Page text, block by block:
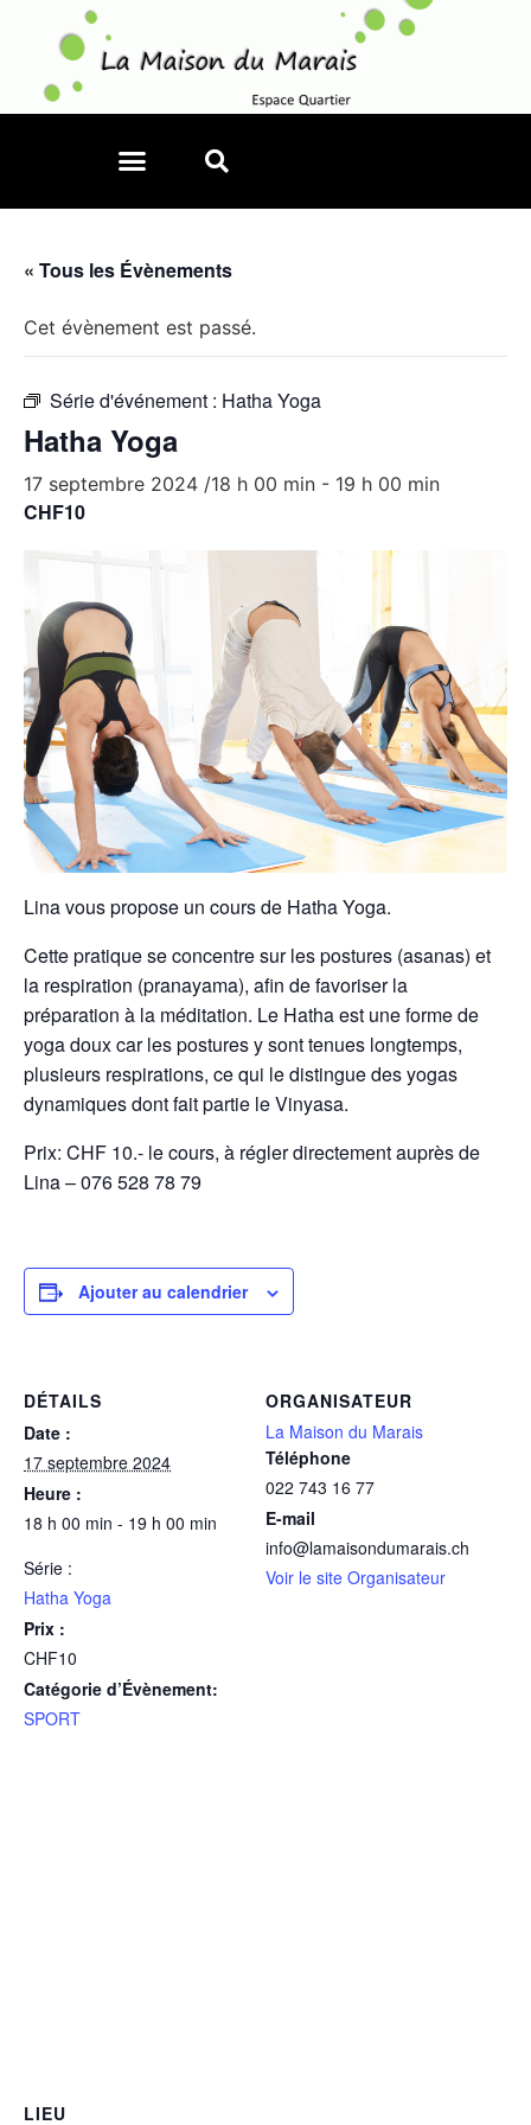
« Tous les Évènements
Cet évènement est passé.
Série d'événement : Hatha Yoga
Hatha Yoga
17 septembre 2024 /18 h 00 min - 19 h 00 min
CHF10
Lina vous propose un cours de Hatha Yoga.
Cette pratique se concentre sur les postures (asanas) et
la respiration (pranayama), afin de favoriser la
préparation à la méditation. Le Hatha est une forme de
yoga doux car les postures y sont tenues longtemps,
plusieurs respirations, ce qui le distingue des yogas
dynamiques dont fait partie le Vinyasa.
Prix: CHF 10.- le cours, à régler directement auprès de
Lina – 076 528 78 79
Ajouter au calendrier
DÉTAILS
Date :
17 septembre 2024
Heure :
18 h 00 min - 19 h 00 min
Série :
Hatha Yoga
Prix :
CHF10
Catégorie d’Évènement:
SPORT
ORGANISATEUR
La Maison du Marais
Téléphone
022 743 16 77
E-mail
info@lamaisondumarais.ch
Voir le site Organisateur
LIEU